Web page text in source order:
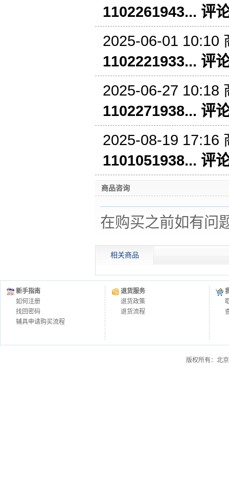
1102261943... 评
2025-06-01 10:10
1102221933... 评
2025-06-27 10:18
1102271938... 评
2025-08-19 17:16
1101051938... 评
商品咨询
在购买之前如有问
相关商品
新手指南
如何注册
找回密码
辅具申请购买流程
退货服务
退货政策
退货流程
版权所有：北